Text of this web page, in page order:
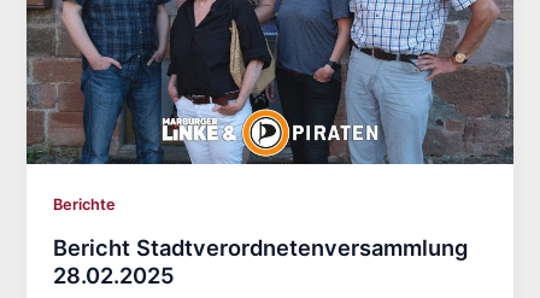
Berichte
Bericht Stadtverordnetenversammlung
28.02.2025